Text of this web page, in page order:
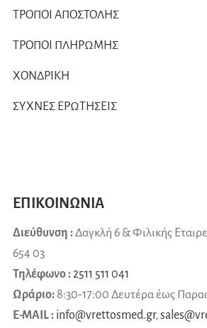
ΤΡΟΠΟΙ ΑΠΟΣΤΟΛΗΣ
ΤΡΟΠΟΙ ΠΛΗΡΩΜΗΣ
ΧΟΝΔΡΙΚΗ
ΣΥΧΝΕΣ ΕΡΩΤΗΣΕΙΣ
ΕΠΙΚΟΙΝΩΝΙΑ
Διεύθυνση :Δαγκλή 6 & Φιλικής
654 03
Τηλέφωνο :2511 511 041
Ωράριο: 8:30-17:00 Δευτέρα έως
E-MAIL : info@vrettosmed.gr, sales@